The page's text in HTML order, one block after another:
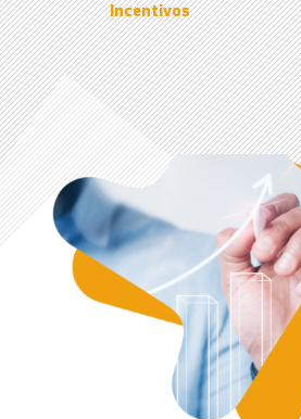
Incentivos